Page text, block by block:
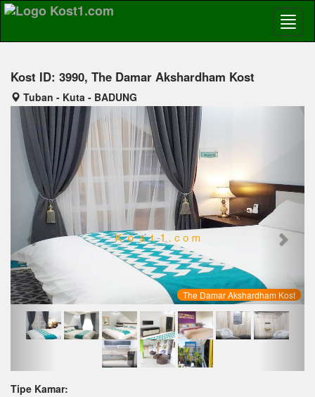
Kost ID: 3990, The Damar Akshardham Kost
Tuban - Kuta - BADUNG
The Damar Akshardham Kost
Previous Next
Tipe Kamar: